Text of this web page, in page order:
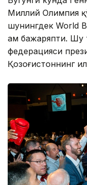
Миллий Олимпия
шунингдек World
ҳам бажаряпти. Шу
федерацияси
Қозоғистоннинг